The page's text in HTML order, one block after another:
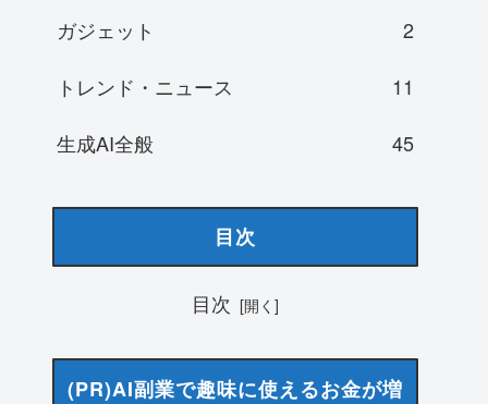
ガジェット
2
トレンド・ニュース
11
生成AI全般
45
目次
目次
(PR)AI副業で趣味に使えるお金が増